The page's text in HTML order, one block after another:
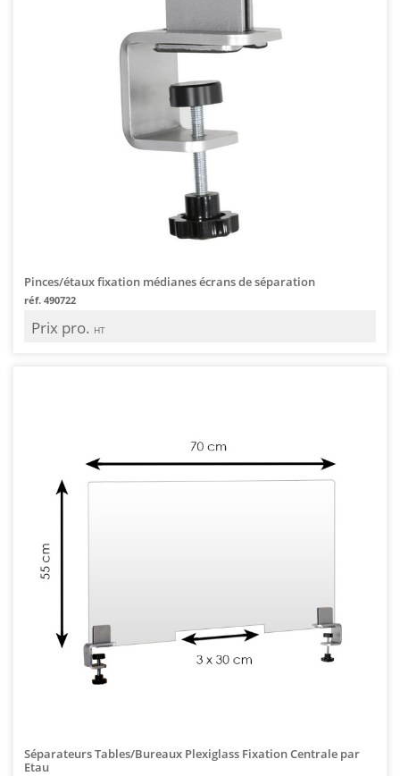
Pinces/étaux fixation médianes écrans de séparation
réf. 490722
Prix pro. HT
Séparateurs Tables/Bureaux Plexiglass Fixation Centrale par
Etau